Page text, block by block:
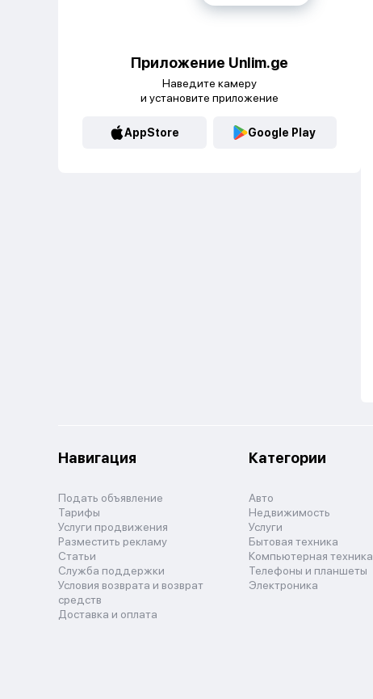
Приложение Unlim.ge
Наведите камеру
и установите приложение
AppStore Google Play
Навигация
Подать объявление
Тарифы
Услуги продвижения
Разместить рекламу
Статьи
Служба поддержки
Условия возврата и возврат
средств
Доставка и оплата
Категории
Авто
Недвижимость
Услуги
Бытовая техника
Компьютерная техника
Телефоны и планшеты
Электроника